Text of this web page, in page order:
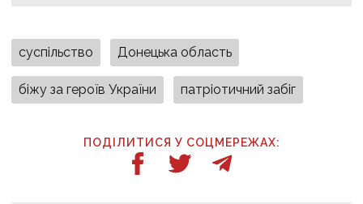
суспільство Донецька область
біжу за героїв України патріотичний забіг
ПОДІЛИТИСЯ У СОЦМЕРЕЖАХ: